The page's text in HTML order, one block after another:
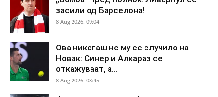
засили од Барселона!
8 Aug 2026. 09:04
Ова никогаш не му се случило на
Новак: Синер и Алкараз се
откажуваат, а...
8 Aug 2026. 08:45